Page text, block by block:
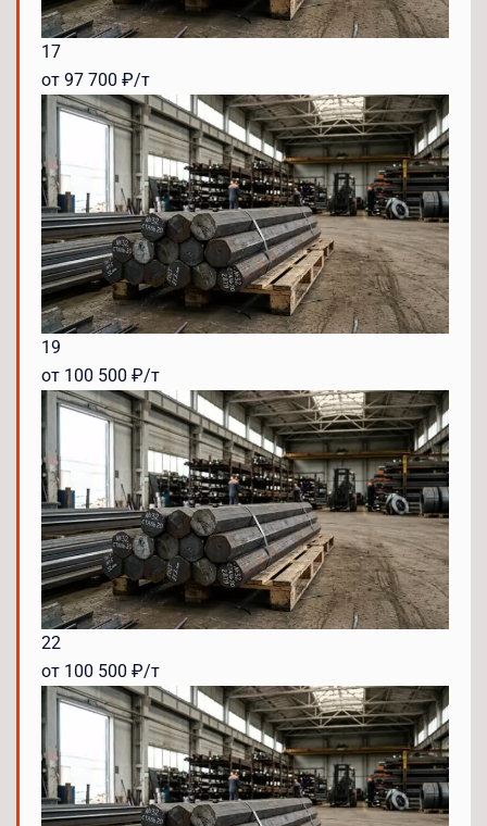
17
от 97 700 ₽/т
19
от 100 500 ₽/т
22
от 100 500 ₽/т